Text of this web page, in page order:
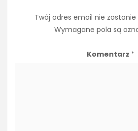
Twój adres email nie
Wymagane pola są
Komentarz *